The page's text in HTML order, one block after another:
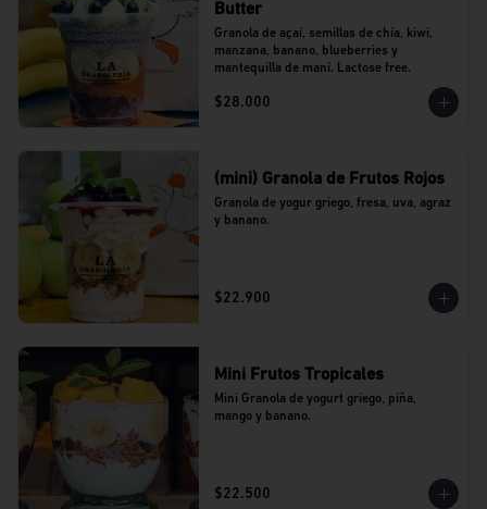
Butter
Granola de açaí, semillas de chía, kiwi,
manzana, banano, blueberries y
mantequilla de maní. Lactose free.
$28.000
(mini) Granola de Frutos Rojos
Granola de yogur griego, fresa, uva, agraz
y banano.
$22.900
Mini Frutos Tropicales
Mini Granola de yogurt griego, piña,
mango y banano.
$22.500